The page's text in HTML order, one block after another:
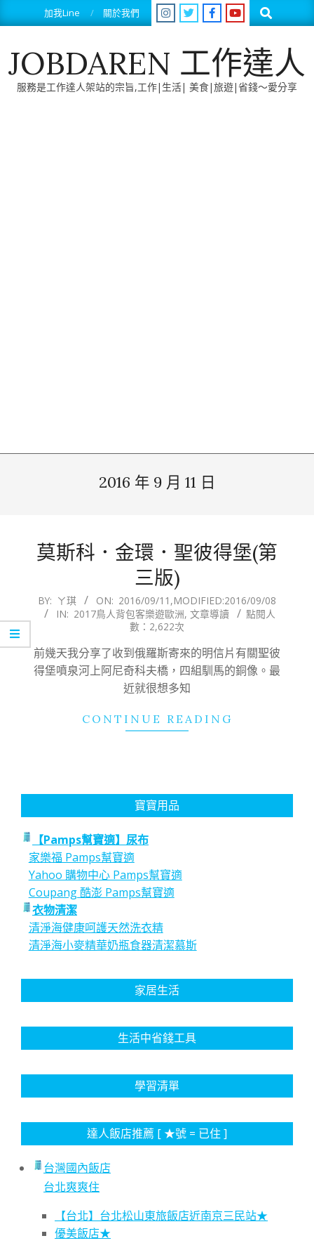
to
加我Line 關於我們 Search
JOBDAREN 工作達人
服務是工作達人架站的宗旨,工作|生活| 美食|旅遊|省錢～愛分享
2016 年 9 月 11 日
莫斯科．金環．聖彼得堡(第
三版)
2016-
09-
BY: ㄚ琪 ON: 2016/09/11 ,MODIFIED:2016/09/08
IN: 2017鳥人背包客樂遊歐洲, 文章導讀
點閱人
數：2,622次
前幾天我分享了收到俄羅斯寄來的明信片有關聖彼
得堡噴泉河上阿尼奇科夫橋，四組馴馬的銅像。最
近就很想多知
CONTINUE READING
寶寶用品
【Pamps幫寶適】尿布
家樂福 Pamps幫寶適
Yahoo 購物中心 Pamps幫寶適
Coupang 酷澎 Pamps幫寶適
衣物清潔
清淨海健康呵護天然洗衣精
清淨海小麥精華奶瓶食器清潔慕斯
家居生活
生活中省錢工具
學習清單
達人飯店推薦 [ ★號 = 已住 ]
台灣國內飯店
台北爽爽住
【台北】台北松山東旅飯店近南京三民站★
優美飯店★